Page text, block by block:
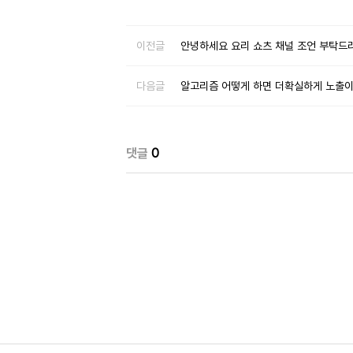
이전글 안녕하세요 요리 쇼츠 채널 조언 부탁드
다음글 알고리즘 어떻게 하면 더확실하게 노출
댓글 0